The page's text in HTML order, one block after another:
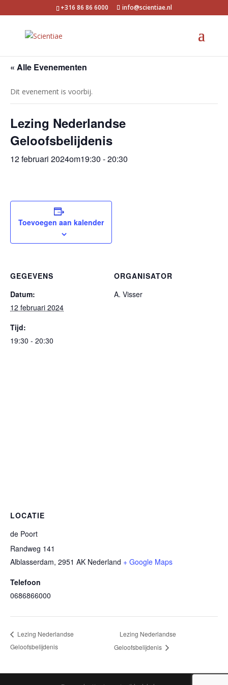
+316 86 86 6000 info@scientiae.nl
« Alle Evenementen
Dit evenement is voorbij.
Lezing Nederlandse
Geloofsbelijdenis
12 februari 2024om19:30 -20:30
Toevoegen aan kalender
GEGEVENS
Datum:
12 februari 2024
Tijd:
19:30 - 20:30
ORGANISATOR
A. Visser
LOCATIE
de Poort
Randweg 141
Alblasserdam, 2951 AK Nederland + Google Maps
Telefoon
0686866000
Lezing Nederlandse
Geloofsbelijdenis
Lezing Nederlandse
Geloofsbelijdenis